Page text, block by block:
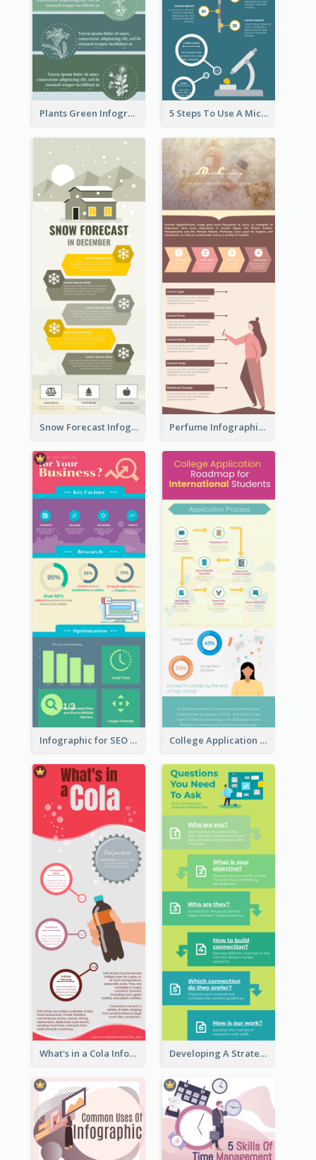
Plants Green Infographic 5 Steps To Use A Microscope Infographic
Snow Forecast Infographic Perfume Infographic
Infographic for SEO Marketing College Application Roadmap Infographic
What's in a Cola Infographic Developing A Strategic Marketing Plan Infographic